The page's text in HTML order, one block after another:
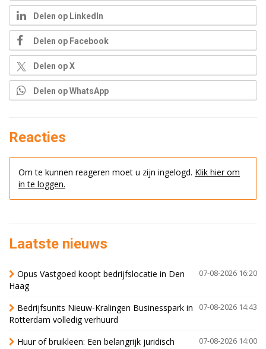
Delen op LinkedIn
Delen op Facebook
Delen op X
Delen op WhatsApp
Reacties
Om te kunnen reageren moet u zijn ingelogd. Klik hier om
in te loggen.
Laatste nieuws
07-08-2026 16:20
Opus Vastgoed koopt bedrijfslocatie in Den
Haag
07-08-2026 14:43
Bedrijfsunits Nieuw-Kralingen Businesspark in
Rotterdam volledig verhuurd
07-08-2026 14:00
Huur of bruikleen: Een belangrijk juridisch